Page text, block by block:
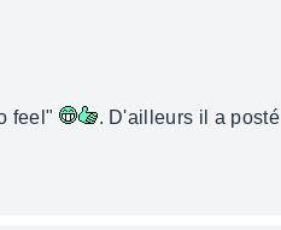
feel"
. D'ailleurs il a posté